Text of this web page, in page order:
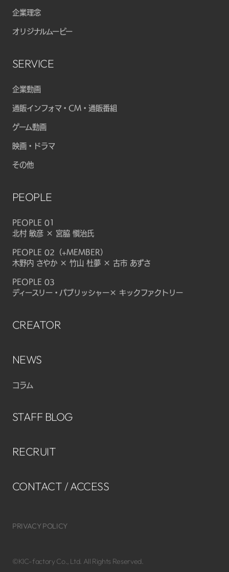
企業理念
オリジナルムービー
SERVICE
企業動画
通販インフォマ・CM・通販番組
ゲーム動画
映画・ドラマ
その他
PEOPLE
PEOPLE 01
北村 敏彦 × 宮脇 愼治氏
PEOPLE 02（+MEMBER）
木野内 さやか × 竹山 杜夢 × 古市 あずさ
PEOPLE 03
ディースリー・パブリッシャー× キックファクトリー
CREATOR
NEWS
コラム
STAFF BLOG
RECRUIT
CONTACT / ACCESS
PRIVACY POLICY
©KIC-factory Co., Ltd. All Rights Reserved.